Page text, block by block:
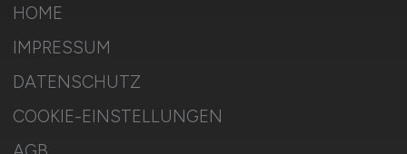
HOME
IMPRESSUM
DATENSCHUTZ
COOKIE-EINSTELLUNGEN